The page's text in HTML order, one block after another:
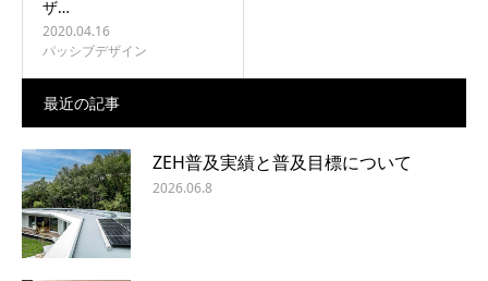
ザ…
2020.04.16
パッシブデザイン
最近の記事
ZEH普及実績と普及目標について
2026.06.8